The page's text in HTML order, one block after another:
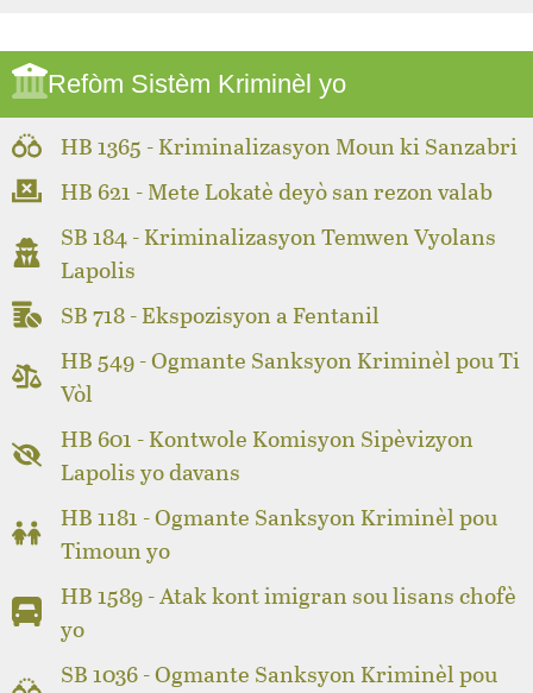
Refòm Sistèm Kriminèl yo
HB 1365 - Kriminalizasyon Moun ki Sanzabri
HB 621 - Mete Lokatè deyò san rezon valab
SB 184 - Kriminalizasyon Temwen Vyolans
Lapolis
SB 718 - Ekspozisyon a Fentanil
HB 549 - Ogmante Sanksyon Kriminèl pou Ti
Vòl
HB 601 - Kontwole Komisyon Sipèvizyon
Lapolis yo davans
HB 1181 - Ogmante Sanksyon Kriminèl pou
Timoun yo
HB 1589 - Atak kont imigran sou lisans chofè
yo
SB 1036 - Ogmante Sanksyon Kriminèl pou